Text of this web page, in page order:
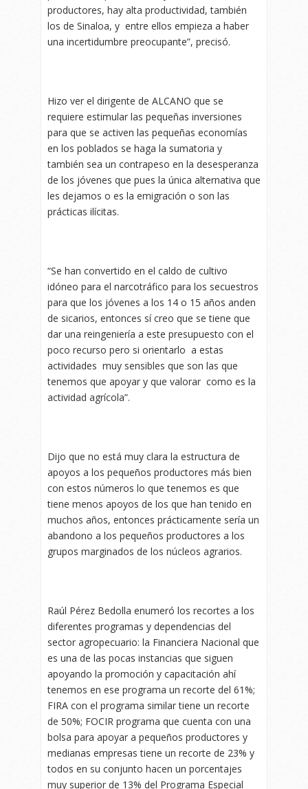
productores, hay alta productividad, también
los de Sinaloa, y entre ellos empieza a haber
una incertidumbre preocupante”, precisó.
Hizo ver el dirigente de ALCANO que se
requiere estimular las pequeñas inversiones
para que se activen las pequeñas economías
en los poblados se haga la sumatoria y
también sea un contrapeso en la desesperanza
de los jóvenes que pues la única alternativa que
les dejamos o es la emigración o son las
prácticas ilícitas.
“Se han convertido en el caldo de cultivo
idóneo para el narcotráfico para los secuestros
para que los jóvenes a los 14 o 15 años anden
de sicarios, entonces sí creo que se tiene que
dar una reingeniería a este presupuesto con el
poco recurso pero si orientarlo a estas
actividades muy sensibles que son las que
tenemos que apoyar y que valorar como es la
actividad agrícola”.
Dijo que no está muy clara la estructura de
apoyos a los pequeños productores más bien
con estos números lo que tenemos es que
tiene menos apoyos de los que han tenido en
muchos años, entonces prácticamente sería un
abandono a los pequeños productores a los
grupos marginados de los núcleos agrarios.
Raúl Pérez Bedolla enumeró los recortes a los
diferentes programas y dependencias del
sector agropecuario: la Financiera Nacional que
es una de las pocas instancias que siguen
apoyando la promoción y capacitación ahí
tenemos en ese programa un recorte del 61%;
FIRA con el programa similar tiene un recorte
de 50%; FOCIR programa que cuenta con una
bolsa para apoyar a pequeños productores y
medianas empresas tiene un recorte de 23% y
todos en su conjunto hacen un porcentajes
muy superior de 13% del Programa Especial